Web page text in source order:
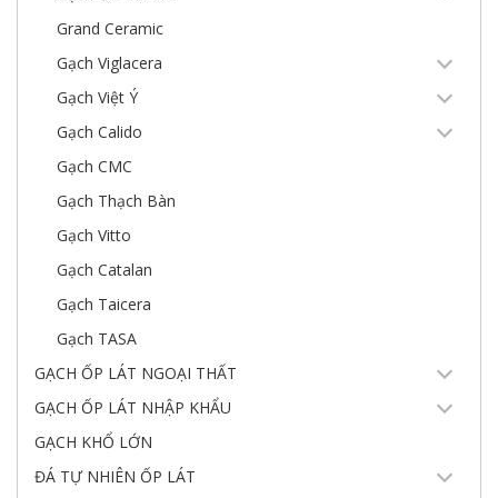
Grand Ceramic
Gạch Viglacera
Gạch Việt Ý
Gạch Calido
Gạch CMC
Gạch Thạch Bàn
Gạch Vitto
Gạch Catalan
Gạch Taicera
Gạch TASA
GẠCH ỐP LÁT NGOẠI THẤT
GẠCH ỐP LÁT NHẬP KHẨU
GẠCH KHỔ LỚN
ĐÁ TỰ NHIÊN ỐP LÁT